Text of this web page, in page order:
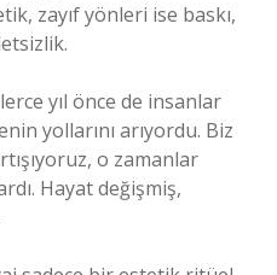
zayıf yönleri ise baskı,
yıl önce de insanlar
yollarını arıyordu. Biz
o zamanlar
Hayat değişmiş,